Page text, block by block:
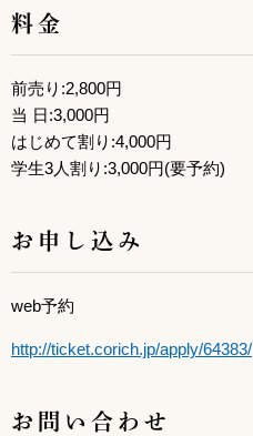
料金
前売り:2,800円
当 日:3,000円
はじめて割り:4,000円
学生3人割り:3,000円(要予約)
お申し込み
web予約
http://ticket.corich.jp/apply/64383/
お問い合わせ